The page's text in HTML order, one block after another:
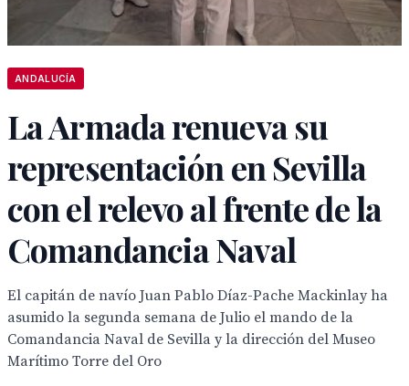
ANDALUCÍA
La Armada renueva su
representación en Sevilla
con el relevo al frente de la
Comandancia Naval
El capitán de navío Juan Pablo Díaz-Pache Mackinlay ha
asumido la segunda semana de Julio el mando de la
Comandancia Naval de Sevilla y la dirección del Museo
Marítimo Torre del Oro